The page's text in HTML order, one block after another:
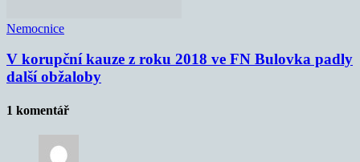
Nemocnice
V korupční kauze z roku 2018 ve FN Bulovka padly
další obžaloby
1 komentář